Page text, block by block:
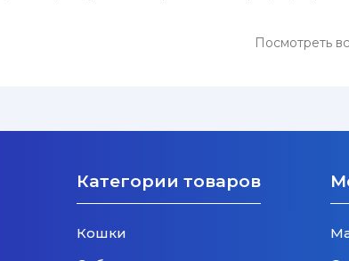
: сырой протеин 25%, сырой жир
Посмотреть
Категории товаров
Кошки